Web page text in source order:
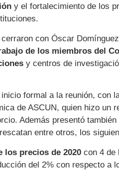
y el fortalecimiento de los
con Óscar
de los miembros del
y centros de
formal a la reunión, con
de ASCUN, quien hizo un
Además presentó
entre otros, los
los precios de 2020 con 4 de
del 2% con respecto a